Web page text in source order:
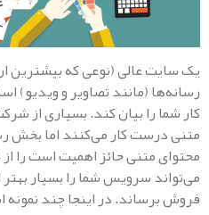
عالی (نوعی که بیشترین ارجاع را
(مانند تصاویر و ویدیو) استفاده
را بیان کند. بسیاری از شرکت‌های
کار می‌کنند اما بخش رسانه‌ای
متنی حائز اهمیت است را از دست
سرویس شما را بسیار بهتر از هر
در اینجا چند نمونه است: